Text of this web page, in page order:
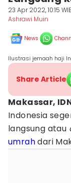
23 Apr 2022, 10:15
Ashrawi Muin
News
Ilustrasi jemaah haji
Share Article
Makassar,
Indonesia
langsung atau
umrahdari